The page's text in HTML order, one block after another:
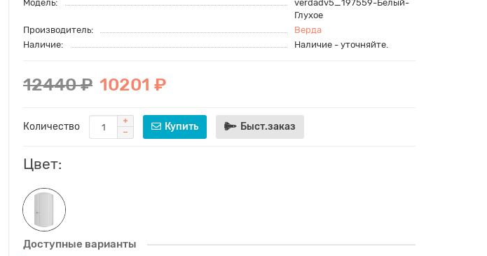
Модель:
verdadv5_197559-Белый-
Глухое
Производитель:
Верда
Наличие:
Наличие - уточняйте.
12440 ₽ 10201 ₽
Количество Купить Быст.заказ
Цвет:
Доступные варианты